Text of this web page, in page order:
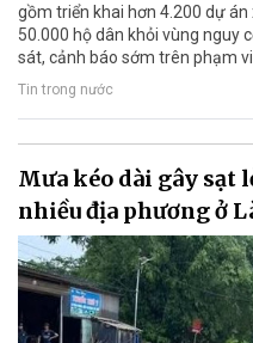
gồm triển khai hơn 4.200 dự
50.000 hộ dân khỏi vùng nguy
sát, cảnh báo sớm trên phạm
Tin trong nước
Mưa kéo dài gây
nhiều địa phương ở